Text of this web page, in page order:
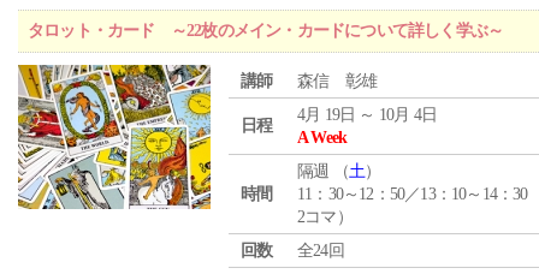
タロット・カード ～22枚のメイン・カードについて詳しく学ぶ～
講師 森信 彰雄
日程
4月 19日 ～ 10月 4日
A Week
時間
隔週 （土）
11：30～12：50／13：10～14：30
2コマ）
回数
全24回